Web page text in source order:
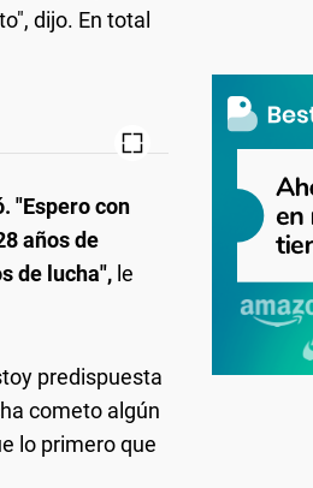
dijo. En total
"Espero con
años de
de lucha", le
predispuesta
cometo algún
lo primero que